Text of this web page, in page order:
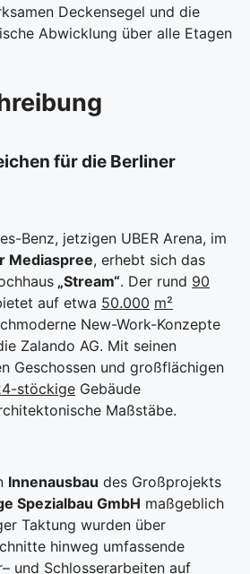
Deckensegel und die
Abwicklung über alle Etagen
für die Berliner
Benz, jetzigen UBER Arena, im
Mediaspree, erhebt sich das
„Stream“. Der rund 90
auf etwa 50.000 m²
New-Work-Konzepte
Zalando AG. Mit seinen
Geschossen und großflächigen
stöckige Gebäude
Maßstäbe.
Innenausbau des Großprojekts
Spezialbau GmbH maßgeblich
Taktung wurden über
hinweg umfassende
– und Schlosserarbeiten auf